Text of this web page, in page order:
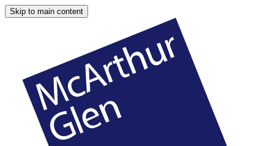
Skip to main content